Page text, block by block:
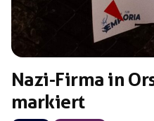
Nazi-Firma in
markiert